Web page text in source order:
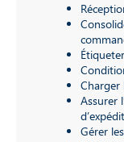
Charger
Assurer
Gérer